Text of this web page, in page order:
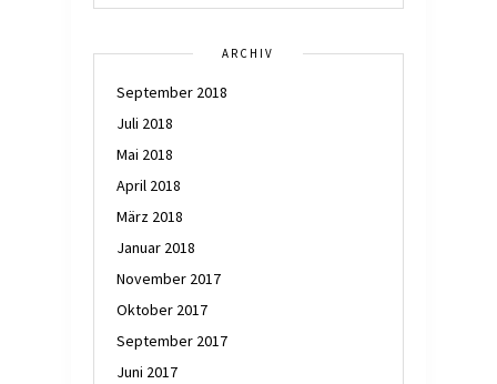
ARCHIV
September 2018
Juli 2018
Mai 2018
April 2018
März 2018
Januar 2018
November 2017
Oktober 2017
September 2017
Juni 2017